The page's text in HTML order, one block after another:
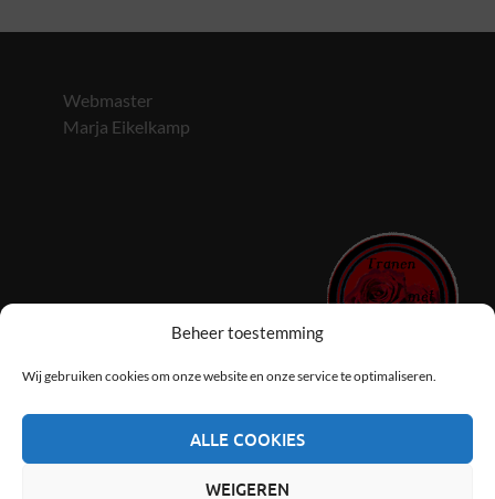
Beheer toestemming
Wij gebruiken cookies om onze website en onze service te optimaliseren.
ALLE COOKIES
WEIGEREN
Webmaster
Marja Eikelkamp